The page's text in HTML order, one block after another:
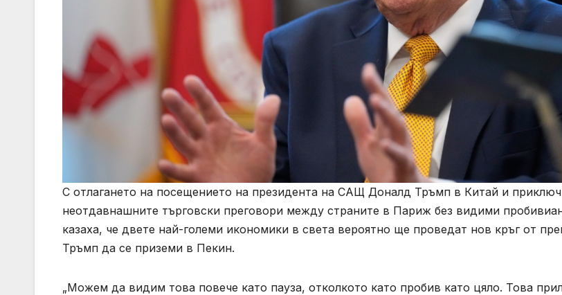
С отлагането на посещението на президента на САЩ Доналд Тръмп в Китай и
неотдавнашните търговски преговори между страните в Париж без видими
казаха, че двете най-големи икономики в света вероятно ще проведат нов кръг от
Тръмп да се приземи в Пекин.
„Можем да видим това повече като пауза, отколкото като пробив като цяло. Това